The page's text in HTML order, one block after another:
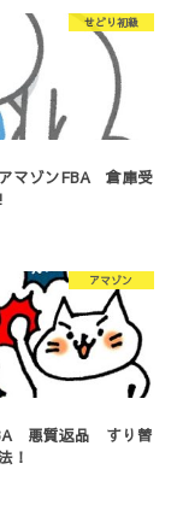
せどり初級
マゾンFBA 倉庫受
アマゾン
悪質返品 すり替
！